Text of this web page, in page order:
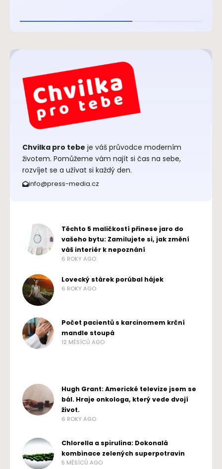
Chvilka pro tebe je váš průvodce moderním
životem. Pomůžeme vám najít si čas na sebe,
rozvíjet se a užívat si každý den.
info@press-media.cz
Těchto 5 maličkostí přinese jaro do
vašeho bytu: Zamilujete si, jak změní
váš interiér k nepoznání
6 ROKY AGO
Lovecký stárek porúbal hájek
6 ROKY AGO
Počet pacientů s karcinomem krční
mandle stoupá
12 MĚSÍCŮ AGO
Hugh Grant: Americké televize jsem se
bál. Hraje onkologa, který vede dvojí
život.
6 ROKY AGO
Chlorella a spirulina: Dokonalá
kombinace zelených superpotravin
5 MĚSÍCŮ AGO